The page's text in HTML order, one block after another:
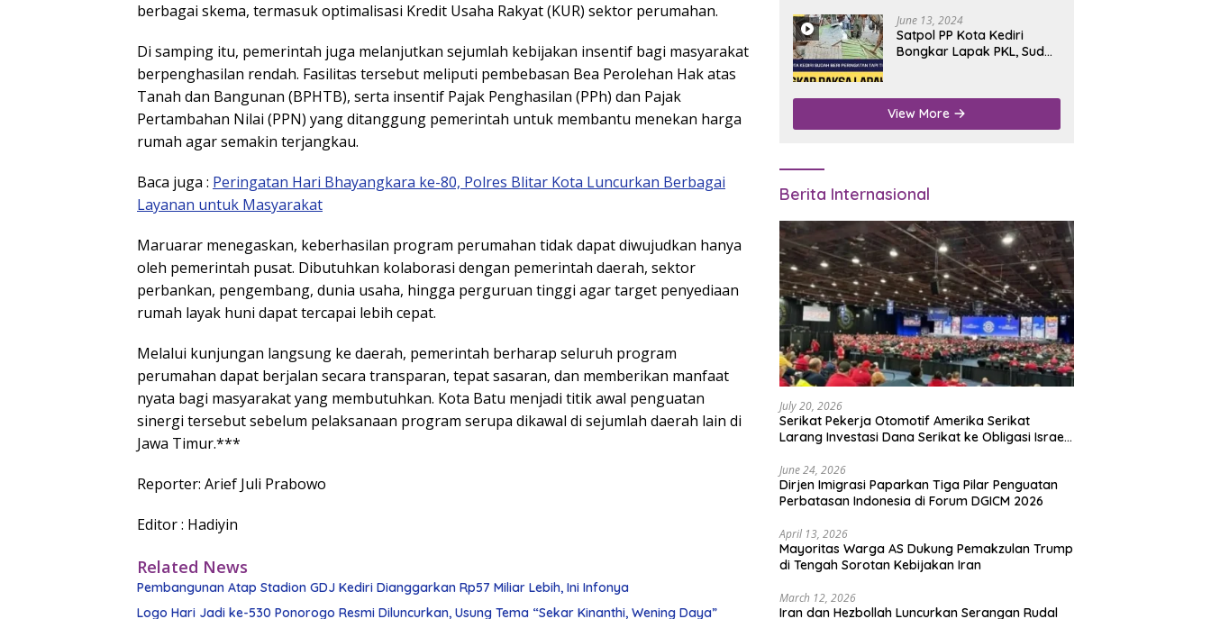
berbagai skema, termasuk optimalisasi Kredit Usaha Rakyat (KUR) sektor perumahan.
Di samping itu, pemerintah juga melanjutkan sejumlah kebijakan insentif bagi masyarakat
berpenghasilan rendah. Fasilitas tersebut meliputi pembebasan Bea Perolehan Hak atas
Tanah dan Bangunan (BPHTB), serta insentif Pajak Penghasilan (PPh) dan Pajak
Pertambahan Nilai (PPN) yang ditanggung pemerintah untuk membantu menekan harga
rumah agar semakin terjangkau.
Baca juga : Peringatan Hari Bhayangkara ke-80, Polres Blitar Kota Luncurkan Berbagai
Layanan untuk Masyarakat
Maruarar menegaskan, keberhasilan program perumahan tidak dapat diwujudkan hanya
oleh pemerintah pusat. Dibutuhkan kolaborasi dengan pemerintah daerah, sektor
perbankan, pengembang, dunia usaha, hingga perguruan tinggi agar target penyediaan
rumah layak huni dapat tercapai lebih cepat.
Melalui kunjungan langsung ke daerah, pemerintah berharap seluruh program
perumahan dapat berjalan secara transparan, tepat sasaran, dan memberikan manfaat
nyata bagi masyarakat yang membutuhkan. Kota Batu menjadi titik awal penguatan
sinergi tersebut sebelum pelaksanaan program serupa dikawal di sejumlah daerah lain di
Jawa Timur.***
Reporter: Arief Juli Prabowo
Editor : Hadiyin
Related News
Pembangunan Atap Stadion GDJ Kediri Dianggarkan Rp57 Miliar Lebih, Ini Infonya
Logo Hari Jadi ke-530 Ponorogo Resmi Diluncurkan, Usung Tema “Sekar Kinanthi, Wening Daya”
June 13, 2024
Satpol PP Kota Kediri
Bongkar Lapak PKL, Sudah
View More
Berita Internasional
July 20, 2026
Serikat Pekerja Otomotif Amerika Serikat
Larang Investasi Dana Serikat ke Obligasi Israel,
June 24, 2026
Dirjen Imigrasi Paparkan Tiga Pilar Penguatan
Perbatasan Indonesia di Forum DGICM 2026
April 13, 2026
Mayoritas Warga AS Dukung Pemakzulan Trump
di Tengah Sorotan Kebijakan Iran
March 12, 2026
Iran dan Hezbollah Luncurkan Serangan Rudal